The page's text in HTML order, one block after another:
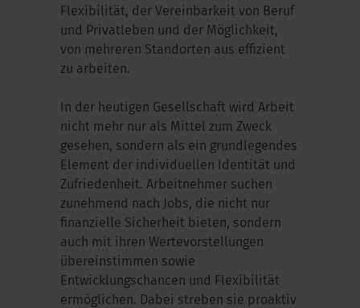
Flexibilität, der Vereinbarkeit von Beruf
und Privatleben und der Möglichkeit,
von mehreren Standorten aus effizient
zu arbeiten.
In der heutigen Gesellschaft wird Arbeit
nicht mehr nur als Mittel zum Zweck
gesehen, sondern als ein grundlegendes
Element der individuellen Identität und
Zufriedenheit. Arbeitnehmer suchen
zunehmend nach Jobs, die nicht nur
finanzielle Sicherheit bieten, sondern
auch mit ihren Wertevorstellungen
übereinstimmen sowie
Entwicklungschancen und Flexibilität
ermöglichen. Dabei streben sie proaktiv